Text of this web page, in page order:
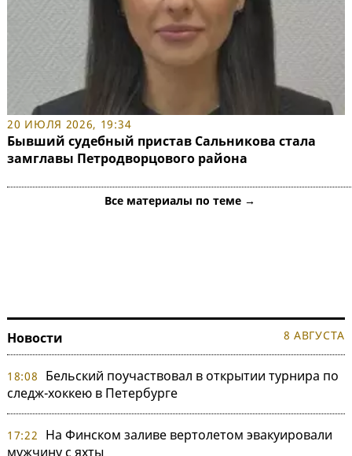
20 ИЮЛЯ 2026, 19:34
Бывший судебный пристав Сальникова стала
замглавы Петродворцового района
Все материалы по теме →
Новости 8 АВГУСТА
18:08
Бельский поучаствовал в открытии турнира по
следж-хоккею в Петербурге
17:22
На Финском заливе вертолетом эвакуировали
мужчину с яхты